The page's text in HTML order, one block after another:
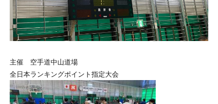
主催 空手道中山道場
全日本ランキングポイント指定大会